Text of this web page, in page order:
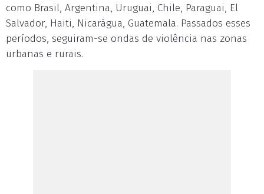
como Brasil, Argentina, Uruguai, Chile, Paraguai, El
Salvador, Haiti, Nicarágua, Guatemala. Passados esses
períodos, seguiram-se ondas de violência nas zonas
urbanas e rurais.